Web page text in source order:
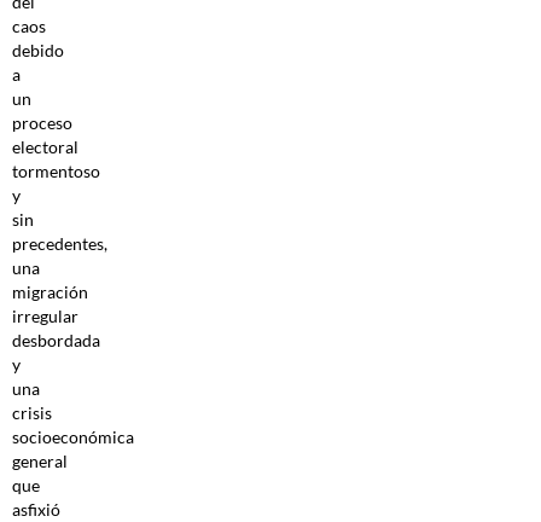
caos
debido
a
un
proceso
electoral
tormentoso
y
sin
precedentes,
una
migración
irregular
desbordada
y
una
crisis
socioeconómica
general
que
asfixió